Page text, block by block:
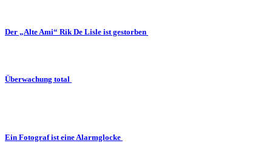
Der „Alte Ami“ Rik De Lisle ist gestorben
Überwachung total
Ein Fotograf ist eine Alarmglocke